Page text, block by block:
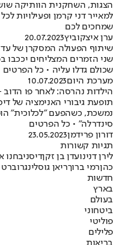
הצגות, השחקנית הוותיקה
למאייר דני קרמן ופעילויות
שמחכים לכם
ערן איצקוביץ20.07.2023
שיתוף הפעולה המסקרן של עדן
שני הזמרים המצליחים
שכולם גדלו עליה • כל הפרטים
מערכת היום10.07.2023
הילדות נהרסה: לאחר פו
תופעת גיבורי האנימציה של
נמשכת, כשהפעם "לכלוכית"
סינדרלה" • כל הפרטים
דורון פרידמן23.05.2023
תגיות קשורות
לירן דנינועדן בן זקןדיסניבחנו
כהןרמי ברוךריאן גוסלינגרוברט
חדשות
בארץ
בעולם
ביטחוני
פוליטי
פלילים